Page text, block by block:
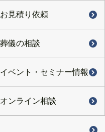
お見積り依頼
葬儀の相談
イベント・ セミナー情報
オンライン相談